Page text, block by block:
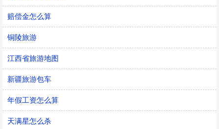
赔偿金怎么算
铜陵旅游
江西省旅游地图
新疆旅游包车
年假工资怎么算
天满星怎么杀